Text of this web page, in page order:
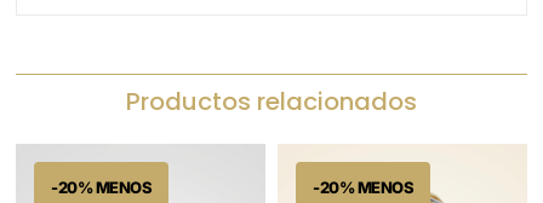
Productos relacionados